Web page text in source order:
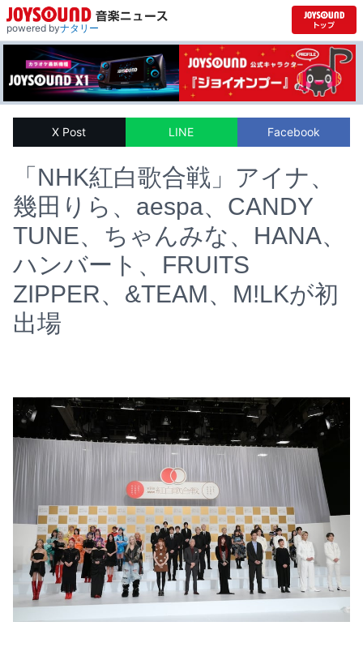
powered byナタリー
X Post LINE Facebook
「NHK紅白歌合戦」アイナ、
幾田りら、aespa、CANDY
TUNE、ちゃんみな、HANA、
ハンバート、FRUITS
ZIPPER、&TEAM、M!LKが初
出場